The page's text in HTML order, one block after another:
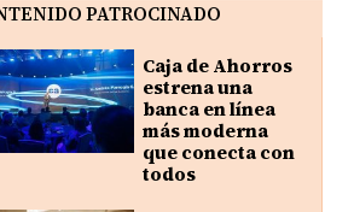
PATROCINADO
Caja de Ahorros
estrena una
banca en línea
más moderna
que conecta con
todos